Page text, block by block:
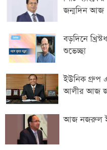
জন্মদিন আজ
বড়দিনে
শুভেচ্ছা
ইউনিক গ্রুপ
আলীর আজ
আজ নজরুল